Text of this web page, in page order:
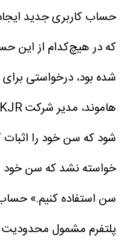
حساب کاربری جدید
شده بود، درخواستی
شود که سن خود را اثبات
خواسته نشد که سن خود را
سن استفاده کنیم.»
پلتفرم مشمول محدودیت